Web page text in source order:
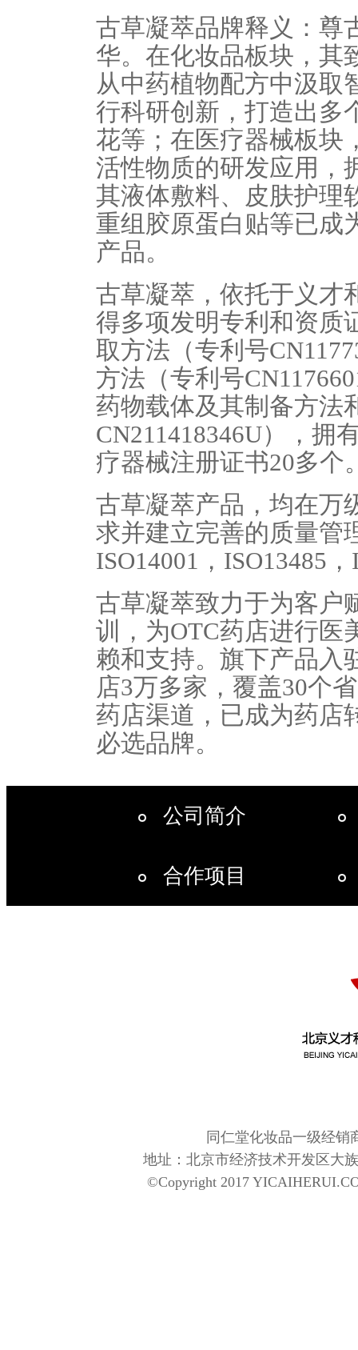
古草凝萃品牌释义：尊
华。在化妆品板块，其
从中药植物配方中汲取
行科研创新，打造出多
花等；在医疗器械板块
活性物质的研发应用，
其液体敷料、皮肤护理
重组胶原蛋白贴等已成
产品。
古草凝萃，依托于义才
得多项发明专利和资质
取方法（专利号
方法（专利号
药物载体及其制备方法
CN211418346U），拥
疗器械注册证书20多个
古草凝萃产品，均在万
求并建立完善的质量管
ISO14001 ， ISO13485 ，
古草凝萃致力于为客户
训，为OTC药店进行医
赖和支持。旗下产品入
店3万多家，覆盖30个
药店渠道，已成为药店
必选品牌。
公司简介
合作项目
同仁堂化妆品一级经销
地址：北京市经济技术开发区大族
©Copyright 2017